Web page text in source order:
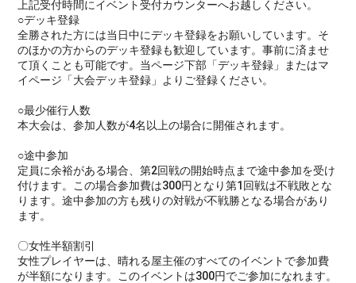
上記受付時間にイベント受付カウンターへお越しください。
○デッキ登録
全勝された方には当日中にデッキ登録をお願いしています。そ
のほかの方からのデッキ登録も歓迎しています。事前に済ませ
て頂くことも可能です。当ページ下部「デッキ登録」またはマ
イページ「大会デッキ登録」よりご登録ください。
○最少催行人数
本大会は、参加人数が4名以上の場合に開催されます。
○途中参加
定員に余裕がある場合、第2回戦の開始時点まで途中参加を受け
付けます。この場合参加費は300円となり第1回戦は不戦敗とな
ります。途中参加の方も残りの対戦が不戦勝となる場合があり
ます。
〇女性半額割引
女性プレイヤーは、晴れる屋主催のすべてのイベントで参加費
が半額になります。このイベントは300円でご参加になれます。